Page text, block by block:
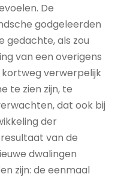
De
godgeleerden
gedachte, als zou
van een overigens
verwerpelijk
te zien zijn, te
dat ook bij
der
van de
dwalingen
zijn: de eenmaal